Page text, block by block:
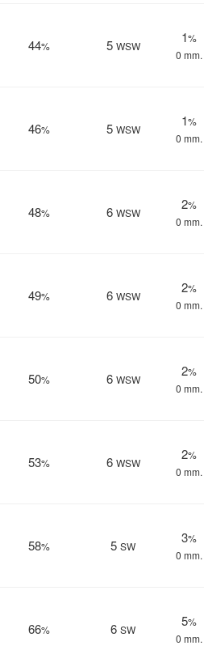
44% 5 WSW
1%
0 mm.
46% 5 WSW
1%
0 mm.
48% 6 WSW
2%
0 mm.
49% 6 WSW
2%
0 mm.
50% 6 WSW
2%
0 mm.
53% 6 WSW
2%
0 mm.
58% 5 SW
3%
0 mm.
66% 6 SW
5%
0 mm.